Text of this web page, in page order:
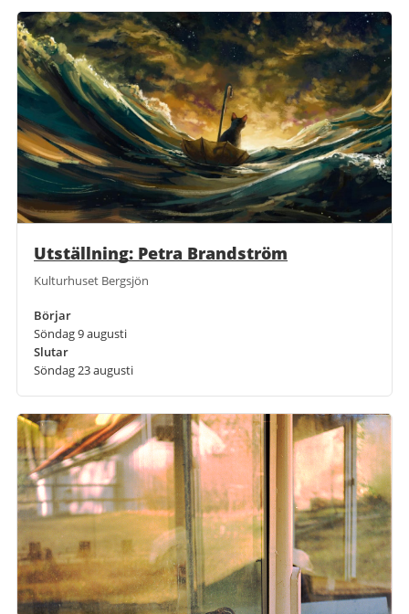
Utställning: Petra Brandström
Kulturhuset Bergsjön
Börjar
Söndag 9 augusti
Slutar
Söndag 23 augusti